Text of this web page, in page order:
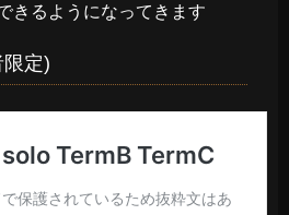
きるようになってきます
定)